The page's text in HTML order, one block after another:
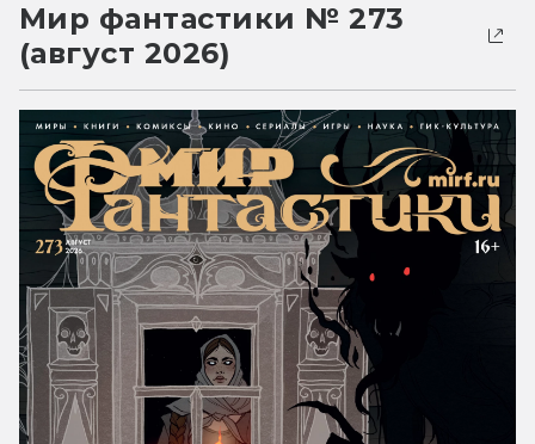
Мир фантастики № 273
(август 2026)